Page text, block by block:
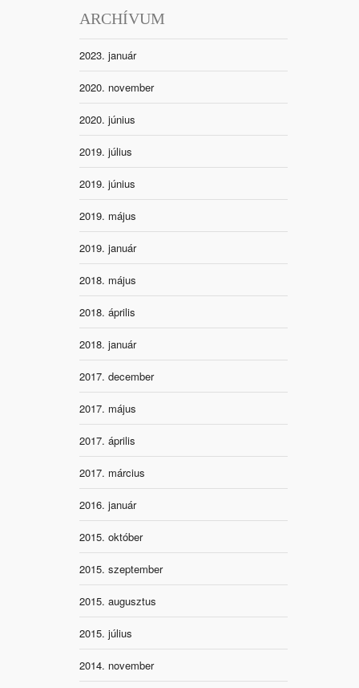
ARCHÍVUM
2023. január
2020. november
2020. június
2019. július
2019. június
2019. május
2019. január
2018. május
2018. április
2018. január
2017. december
2017. május
2017. április
2017. március
2016. január
2015. október
2015. szeptember
2015. augusztus
2015. július
2014. november